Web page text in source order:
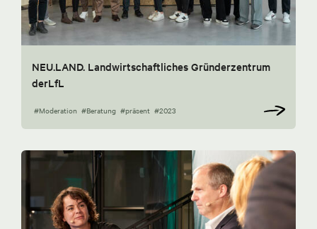
NEU.LAND. Landwirtschaftliches Gründerzentrum
derLfL
#Moderation #Beratung #präsent #2023